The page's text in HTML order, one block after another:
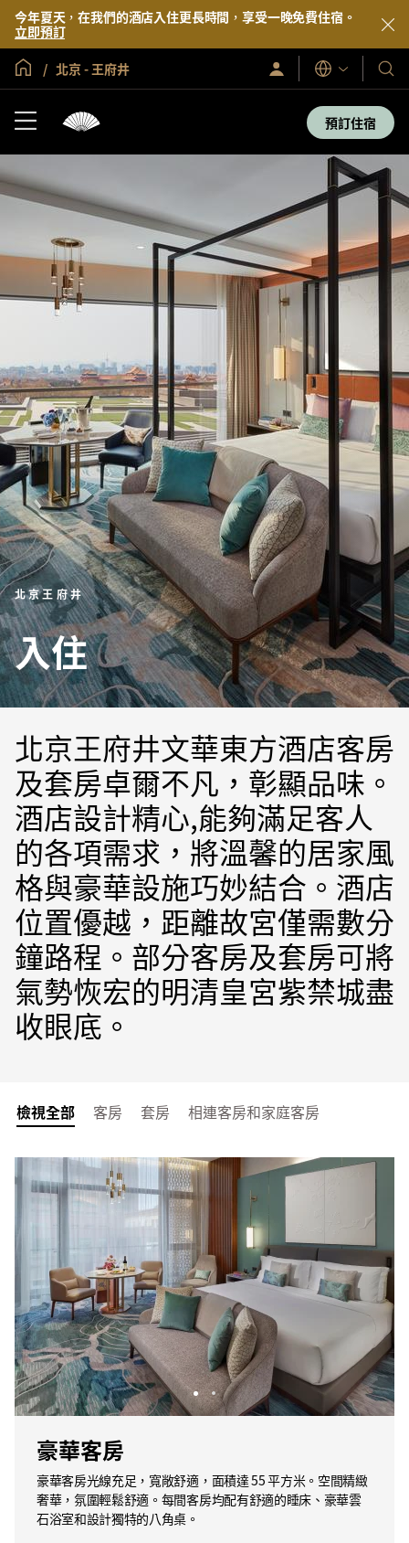
今年夏天，在我們的酒店入住更長時間，享受一晚免費住宿。
立即預訂
全球首頁
北京 - 王府井
登
入/
語
言
我
們
的
酒
及
度
假
預訂住宿
北京王府井
入住
北京王府井文華東方酒店客房
及套房卓爾不凡，彰顯品味。
酒店設計精心,能夠滿足客人
的各項需求，將溫馨的居家風
格與豪華設施巧妙結合。酒店
位置優越，距離故宮僅需數分
鐘路程。部分客房及套房可將
氣勢恢宏的明清皇宮紫禁城盡
收眼底。
檢視全部 客房 套房 相連客房和家庭客房
豪華客房
豪華客房光線充足，寬敞舒適，面積達 55 平方米。空間精緻
奢華，氛圍輕鬆舒適。每間客房均配有舒適的睡床、豪華雲
石浴室和設計獨特的八角桌。